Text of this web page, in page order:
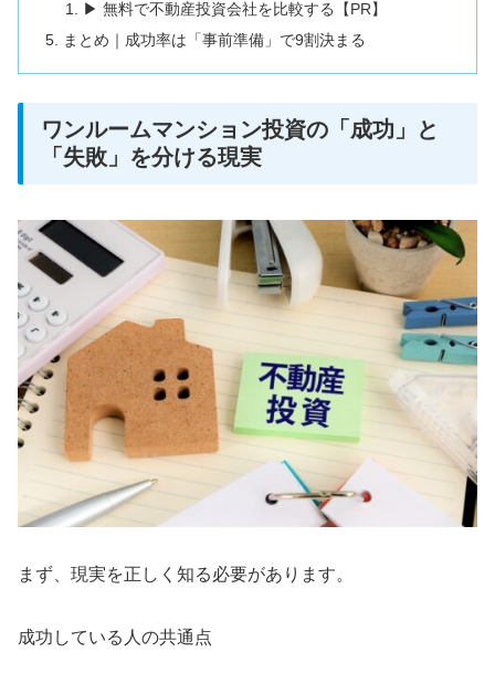
▶ 無料で不動産投資会社を比較する【PR】
まとめ｜成功率は「事前準備」で9割決まる
ワンルームマンション投資の「成功」と
「失敗」を分ける現実
まず、現実を正しく知る必要があります。
成功している人の共通点